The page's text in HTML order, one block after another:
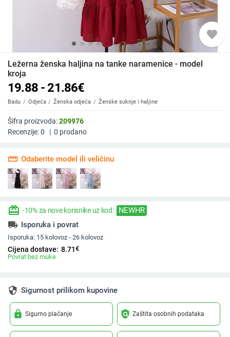
favorite
Ležerna ženska haljina na tanke naramenice - model
kroja
19.88 - 21.86€
Badu Odjeća Ženska odjeća Ženske suknje i haljine
Šifra proizvoda:209976
Recenzije:0 | 0 prodano
straighten Odaberite model ili veličinu
redeem -10% za nove korisnike uz kod: NEWHR
local_shipping Isporuka i povrat
Isporuka: 15 kolovoz - 26 kolovoz
Cijena dostave: 8.71€
Povrat bez muke
security Sigurnost prilikom kupovine
lock Sigurno plaćanje policy Zaštita osobnih podataka